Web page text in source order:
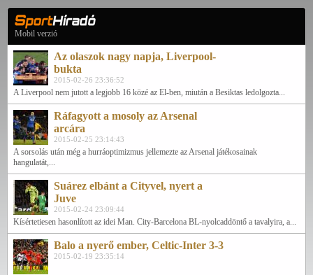
Mobil verzió
Az olaszok nagy napja, Liverpool-
bukta
2015-02-26 23:36:52
A Liverpool nem jutott a legjobb 16 közé az El-ben, miután a Besiktas ledolgozta...
Ráfagyott a mosoly az Arsenal
arcára
2015-02-25 23:14:43
A sorsolás után még a hurráoptimizmus jellemezte az Arsenal játékosainak
hangulatát,...
Suárez elbánt a Cityvel, nyert a
Juve
2015-02-24 23:09:44
Kísértetiesen hasonlított az idei Man. City-Barcelona BL-nyolcaddöntő a tavalyira, a...
Balo a nyerő ember, Celtic-Inter 3-3
2015-02-19 23:35:14